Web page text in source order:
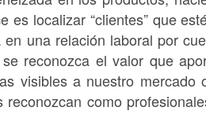
localizar “clientes” que
una relación laboral por
reconozca el valor que
visibles a nuestro
como